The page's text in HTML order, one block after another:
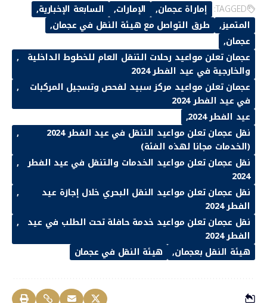
TAGGED: إماراة عجمان الإمارات
السابعة الإخبارية
المتميز
طرق التواصل مع هيئة النقل في عجمان
عجمان
عجمان تعلن مواعيد رحلات التنقل العام للخطوط الداخلية
والخارجية في عيد الفطر 2024
عجمان تعلن مواعيد مركز سبيد لفحص وتسجيل المركبات
في عيد الفطر 2024
عيد الفطر 2024
نقل عجمان تعلن مواعيد التنقل في عيد الفطر 2024
(الخدمات مجانا لهذه الفئة)
نقل عجمان تعلن مواعيد الخدمات والتنقل في عيد الفطر
2024
نقل عجمان تعلن مواعيد النقل البحري خلال إجازة عيد
الفطر 2024
نقل عجمان تعلن مواعيد خدمة حافلة تحت الطلب في عيد
الفطر 2024
هيئة النقل بعجمان
هيئة النقل في عجمان